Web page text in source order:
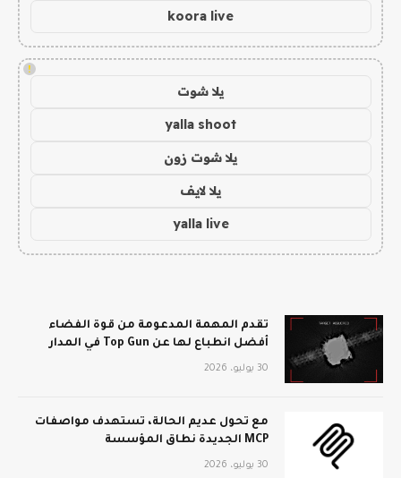
koora live
!
يلا شوت
yalla shoot
يلا شوت زون
يلا لايف
yalla live
تقدم المهمة المدعومة من قوة الفضاء
أفضل انطباع لها عن Top Gun في المدار
30 يوليو، 2026
مع تحول عديم الحالة، تستهدف مواصفات
MCP الجديدة نطاق المؤسسة
30 يوليو، 2026